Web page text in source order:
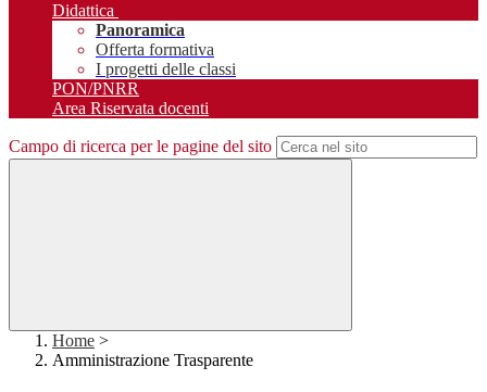
Didattica
Panoramica
Offerta formativa
I progetti delle classi
PON/PNRR
Area Riservata docenti
Campo di ricerca per le pagine del sito
Home >
Amministrazione Trasparente